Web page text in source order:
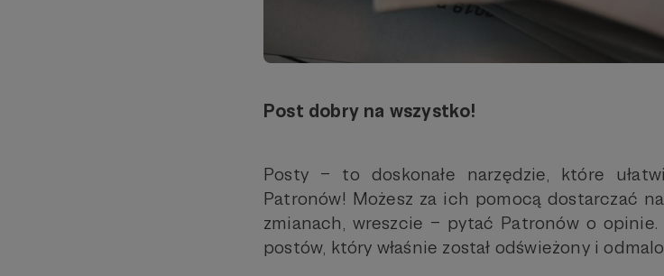
Post dobry na wszystko!
Posty – to doskonałe narzędzie, które
Patronów! Możesz za ich pomocą dostarczać
zmianach, wreszcie – pytać Patronów o
postów, który właśnie został odświeżony i